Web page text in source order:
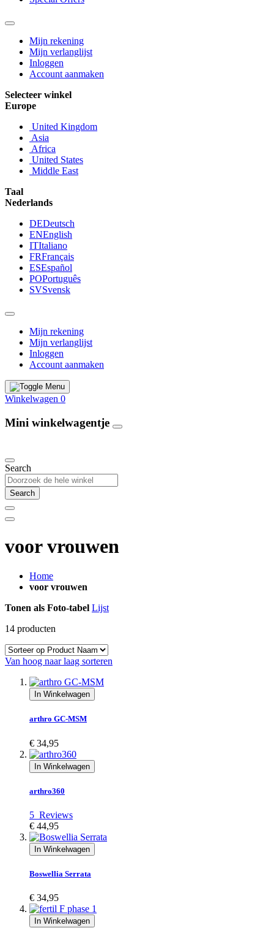
Mijn rekening
Mijn verlanglijst
Inloggen
Account aanmaken
Selecteer winkel
Europe
United Kingdom
Asia
Africa
United States
Middle East
Taal
Nederlands
DEDeutsch
ENEnglish
ITItaliano
FRFrançais
ESEspañol
POPortuguês
SVSvensk
Mijn rekening
Mijn verlanglijst
Inloggen
Account aanmaken
Winkelwagen 0
Mini winkelwagentje
Search
Search
voor vrouwen
Home
voor vrouwen
Tonen als Foto-tabel Lijst
14 producten
Van hoog naar laag sorteren
In Winkelwagen
arthro GC-MSM
€ 34,95
In Winkelwagen
arthro360
5 Reviews
€ 44,95
In Winkelwagen
Boswellia Serrata
€ 34,95
In Winkelwagen